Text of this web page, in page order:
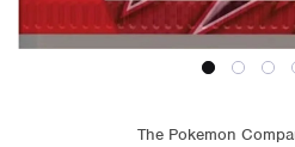
The Pokemon